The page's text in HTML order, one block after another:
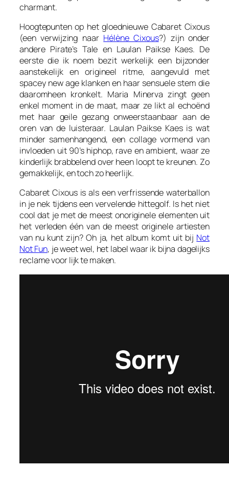
charmant.
Hoogtepunten op het gloednieuwe Cabaret Cixous
(een verwijzing naar Hélène Cixous?) zijn onder
andere Pirate’s Tale en Laulan Paikse Kaes. De
eerste die ik noem bezit werkelijk een bijzonder
aanstekelijk en origineel ritme, aangevuld met
spacey new age klanken en haar sensuele stem die
daaromheen kronkelt. Maria Minerva zingt geen
enkel moment in de maat, maar ze likt al echoënd
met haar geile gezang onweerstaanbaar aan de
oren van de luisteraar. Laulan Paikse Kaesis wat
minder samenhangend, een collage vormend van
invloeden uit 90’s hiphop, rave en ambient, waar ze
kinderlijk brabbelend over heen loopt te kreunen. Zo
gemakkelijk, en toch zo heerlijk.
Cabaret Cixous is als een verfrissende waterballon
in je nek tijdens een vervelende hittegolf. Is het niet
cool dat je met de meest onoriginele elementen uit
het verleden één van de meest originele artiesten
van nu kunt zijn? Oh ja, het album komt uit bij Not
Not Fun, je weet wel, het label waar ik bijna dagelijks
reclame voor lijk te maken.